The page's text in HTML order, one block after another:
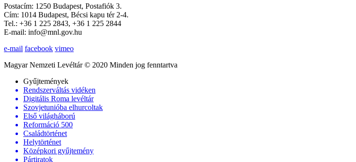
Postacím: 1250 Budapest, Postafiók 3.
Cím: 1014 Budapest, Bécsi kapu tér 2-4.
Tel.: +36 1 225 2843, +36 1 225 2844
E-mail: info@mnl.gov.hu
e-mail facebook vimeo
Magyar Nemzeti Levéltár © 2020 Minden jog fenntartva
Gyűjtemények
Rendszerváltás vidéken
Digitális Roma levéltár
Szovjetunióba elhurcoltak
Első világháború
Reformáció 500
Családtörténet
Helytörténet
Középkori gyűjtemény
Pártiratok